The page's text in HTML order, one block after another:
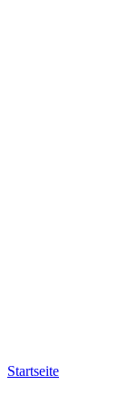
Startseite